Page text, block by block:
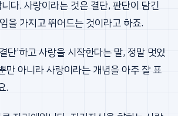
다. 사랑이라는 것은 결단, 판단이 담긴
을 가지고 뛰어드는 것이라고 하죠.
단’하고 사랑을 시작한다는 말, 정말 멋있
만 아니라 사랑이라는 개념을 아주 잘 표
.